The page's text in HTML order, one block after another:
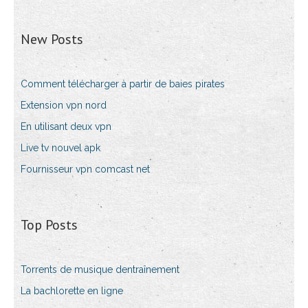
New Posts
Comment télécharger à partir de baies pirates
Extension vpn nord
En utilisant deux vpn
Live tv nouvel apk
Fournisseur vpn comcast net
Top Posts
Torrents de musique dentraînement
La bachlorette en ligne